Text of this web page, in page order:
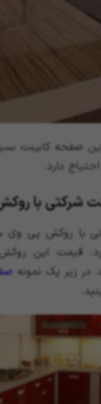
این صفحه کابینت
دارد.
با روکش پی وی
قیمت این
در زیر یک نمونه